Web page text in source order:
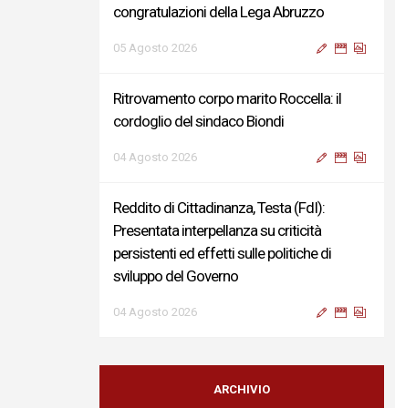
congratulazioni della Lega Abruzzo
05 Agosto 2026
Ritrovamento corpo marito Roccella: il
cordoglio del sindaco Biondi
04 Agosto 2026
Reddito di Cittadinanza, Testa (FdI):
Presentata interpellanza su criticità
persistenti ed effetti sulle politiche di
sviluppo del Governo
04 Agosto 2026
Sigismondi, Liris e Testa: “Profondo
cordoglio e vicinanza al Ministro Roccella e
ARCHIVIO